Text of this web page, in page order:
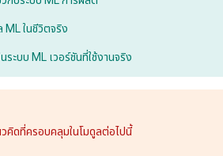
ML ในชีวิตจริง
ะบบ ML เวอร์ชันที่ใช้งานจริง
คิดที่ครอบคลุมในโมดูลต่อไปนี้